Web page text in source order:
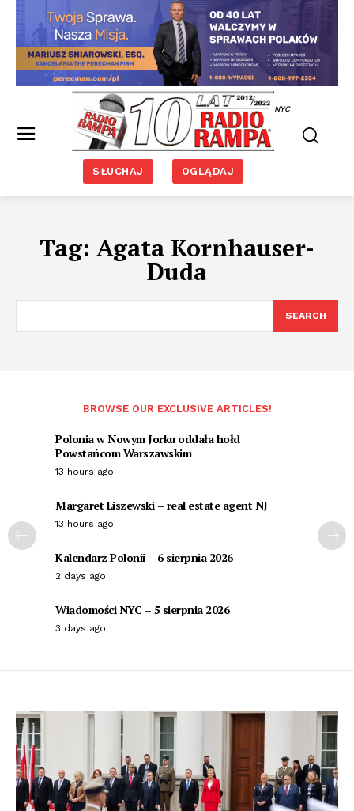
NYC
SŁUCHAJ OGLĄDAJ
Tag: Agata Kornhauser-
Duda
SEARCH
BROWSE OUR EXCLUSIVE ARTICLES!
Polonia w Nowym Jorku oddała hołd
Powstańcom Warszawskim
13 hours ago
Margaret Liszewski – real estate agent NJ
13 hours ago
Kalendarz Polonii – 6 sierpnia 2026
2 days ago
Wiadomości NYC – 5 sierpnia 2026
3 days ago